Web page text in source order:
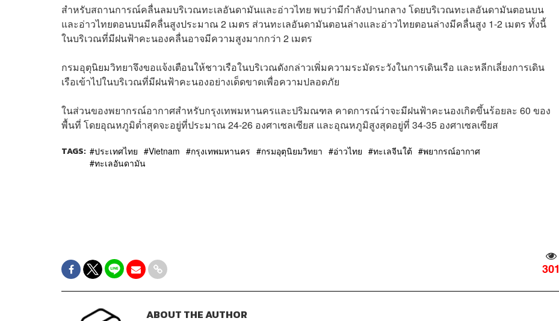
สำหรับสถานการณ์คลื่นลมบริเวณทะเลอันดามันและอ่าวไทย พบว่ามีกำลังปานกลาง โดยบริเวณทะเลอันดามันตอนบน
และอ่าวไทยตอนบนมีคลื่นสูงประมาณ 2 เมตร ส่วนทะเลอันดามันตอนล่างและอ่าวไทยตอนล่างมีคลื่นสูง 1-2 เมตร ทั้งนี้
ในบริเวณที่มีฝนฟ้าคะนองคลื่นอาจมีความสูงมากกว่า 2 เมตร
กรมอุตุนิยมวิทยาจึงขอแจ้งเตือนให้ชาวเรือในบริเวณดังกล่าวเพิ่มความระมัดระวังในการเดินเรือ และหลีกเลี่ยงการเดิน
เรือเข้าไปในบริเวณที่มีฝนฟ้าคะนองอย่างเด็ดขาดเพื่อความปลอดภัย
ในส่วนของพยากรณ์อากาศสำหรับกรุงเทพมหานครและปริมณฑล คาดการณ์ว่าจะมีฝนฟ้าคะนองเกิดขึ้นร้อยละ 60 ของ
พื้นที่ โดยอุณหภูมิต่ำสุดจะอยู่ที่ประมาณ 24-26 องศาเซลเซียส และอุณหภูมิสูงสุดอยู่ที่ 34-35 องศาเซลเซียส
TAGS: ประเทศไทย Vietnam กรุงเทพมหานคร กรมอุตุนิยมวิทยา อ่าวไทย ทะเลจีนใต้
พยากรณ์อากาศ
ทะเลอันดามัน
301
ABOUT THE AUTHOR